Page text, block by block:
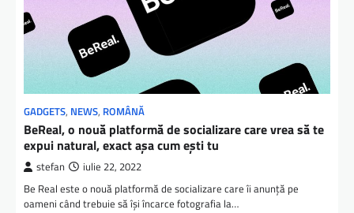
GADGETS, NEWS, ROMÂNĂ
BeReal, o nouă platformă de socializare care vrea să te
expui natural, exact așa cum ești tu
stefan iulie 22, 2022
Be Real este o nouă platformă de socializare care îi anunță pe
oameni când trebuie să își încarce fotografia la…